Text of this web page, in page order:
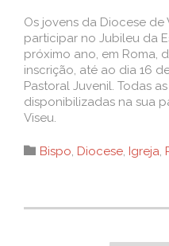
Os jovens da Diocese de
participar no Jubileu da
próximo ano, em Roma,
inscrição, até ao dia 16
Pastoral Juvenil. Todas
disponibilizadas na sua
Viseu.
 Category
Bispo, Diocese, Igreja,